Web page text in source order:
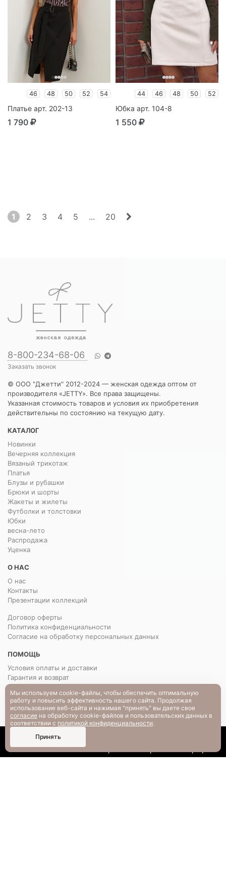
Каталог Поиск
46 48 50 52 54
Платье арт. 202-13
1 790
44 46 48 50 52
Юбка арт. 104-8
1 550
1 2 3 4 5 ... 20
8-800-234-68-06
Заказать звонок
© ООО "Джетти" 2012-2024 — женская одежда оптом от
производителя «JETTY». Все права защищены.
Указанная стоимость товаров и условия их приобретения
действительны по состоянию на текущую дату.
КАТАЛОГ
Новинки
Вечерняя коллекция
Вязаный трикотаж
Платья
Блузы и рубашки
Брюки и шорты
Жакеты и жилеты
Футболки и толстовки
Юбки
весна-лето
Распродажа
Уценка
О НАС
О нас
Контакты
Презентации коллекций
Договор оферты
Политика конфиденциальности
Согласие на обработку персональных данных
ПОМОЩЬ
Условия оплаты и доставки
Гарантия и возврат
РАЗМЕРНАЯ СЕТКА
Вопрос-ответ
Мы используем cookie-файлы, чтобы обеспечить оптимальную
работу и повысить эффективность нашего сайта. Продолжая
использование веб-сайта и нажимая "принять" вы даете свое
согласие на обработку cookie-файлов и пользовательских данных в
соответствии с политикой конфиденциальности.
Принять